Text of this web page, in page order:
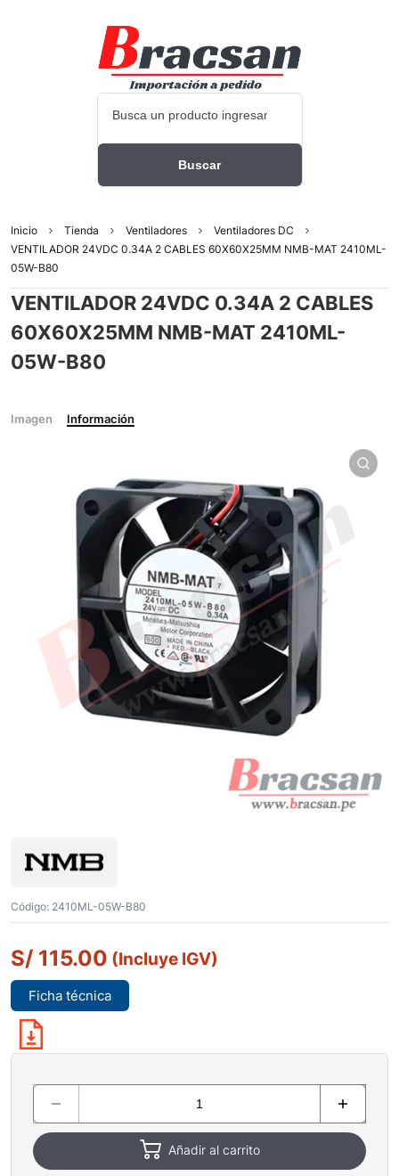
Inicio Tienda Ventiladores
Ventiladores DC
VENTILADOR 24VDC 0.34A 2 CABLES 60X60X25MM NMB-MAT 2410ML-
05W-B80
VENTILADOR 24VDC 0.34A 2 CABLES
60X60X25MM NMB-MAT 2410ML-
05W-B80
Imagen Información
Código: 2410ML-05W-B80
S/ 115.00 (Incluye IGV)
Ficha técnica
Añadir al carrito